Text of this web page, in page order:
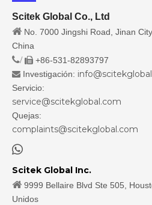
Scitek Global Co., Ltd
 No. 7000 Jingshi Road, Jinan
China
/  +86-531-82893797
 Investigación:
Servicio:
service@scitekglobal.com
Quejas:
complaints@scitekglobal.com

Scitek Global Inc.
 9999 Bellaire Blvd Ste 505,
Unidos